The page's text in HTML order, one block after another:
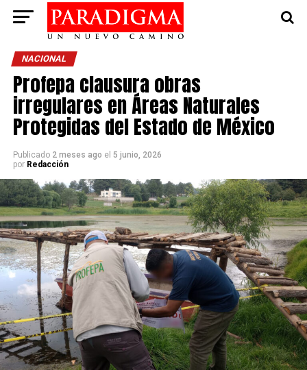
NACIONAL
Profepa clausura obras
irregulares en Áreas Naturales
Protegidas del Estado de México
Publicado 2 meses ago el 5 junio, 2026
por Redacción